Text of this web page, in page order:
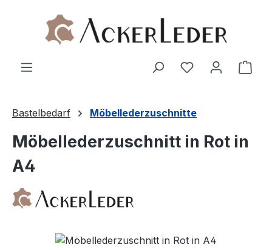
Zum Hauptinhalt springen
Bastelbedarf Möbellederzuschnitte
Möbellederzuschnitt in Rot in
A4
Bildergalerie überspringen